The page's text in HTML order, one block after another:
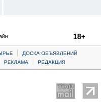
18+
|
ДОСКА ОБЪЯВЛЕНИЙ
РЕКЛАМА | РЕДАКЦИЯ